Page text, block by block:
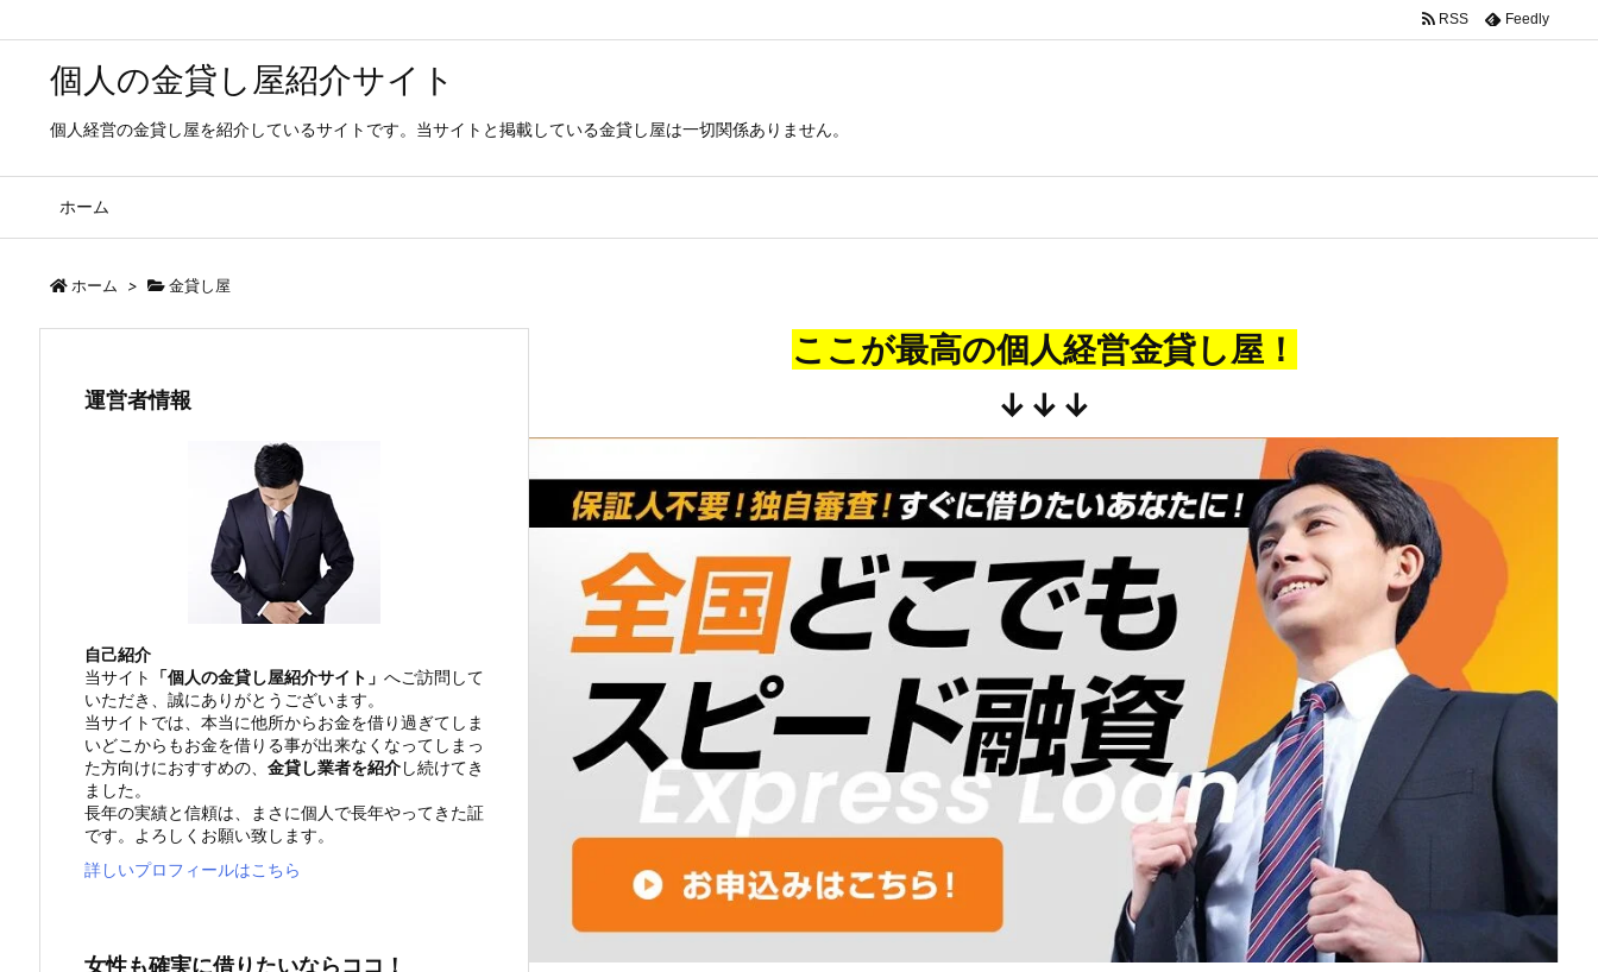
個人の金貸し屋紹介サイト
個人経営の金貸し屋を紹介しているサイトです。当サイトと掲載している金貸し屋は一切関係ありません。
ホーム
RSS Feedly
ホーム > 金貸し屋
ここが最高の個人経営金貸し屋！
↓↓↓
運営者情報
自己紹介
当サイト
「個人の金貸し屋紹介サイト」 へご訪問して
いただき、誠にありがとうございます。
当サイトでは、本当に他所からお金を借り過ぎてしま
いどこからもお金を借りる事が出来なくなってしまっ
た方向けにおすすめの、 金貸し業者を紹介し続けてき
ました。
長年の実績と信頼は、まさに個人で長年やってきた証
です。よろしくお願い致します。
詳しいプロフィールはこちら
女性も確実に借りたいならココ！